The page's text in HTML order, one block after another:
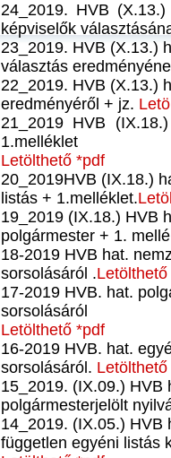
24_2019. HVB
képviselők
23_2019. HVB (X.13.)
választás
22_2019. HVB (X.13.)
eredményéről + jz.
21_2019 HVB
1.melléklet
Letölthető *pdf
20_2019HVB (IX.18.)
listás + 1.melléklet.
19_2019 (IX.18.) HVB
polgármester + 1.
18-2019 HVB hat.
sorsolásáról .Letölthető
17-2019 HVB. hat.
sorsolásáról
Letölthető *pdf
16-2019 HVB. hat.
sorsolásáról. Letölthető
15_2019. (IX.09.) HVB
polgármesterjelölt
14_2019. (IX.05.) HVB
független egyéni listás